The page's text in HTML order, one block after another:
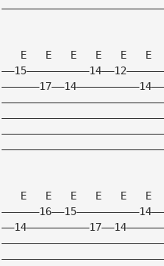
E   E   E   E   E   E
E   E   E   E   E   E